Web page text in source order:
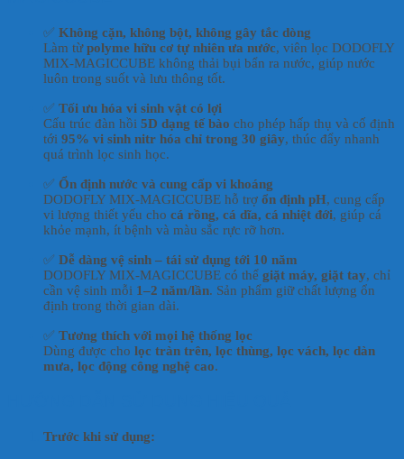
✅ Không cặn, không bột, không gây tắc dòng
Làm từpolyme hữu cơ tự nhiên ưa nước, viên lọc DODOFLY
MIX-MAGICCUBE không thải bụi bẩn ra nước, giúp nước
luôn trong suốt và lưu thông tốt.
✅ Tối ưu hóa vi sinh vật có lợi
Cấu trúc đàn hồi 5D dạng tế bào cho phép hấp thụ và cố định
tới 95% vi sinh nitr hóa chỉ trong 30 giây, thúc đẩy nhanh
quá trình lọc sinh học.
✅ Ổn định nước và cung cấp vi khoáng
DODOFLY MIX-MAGICCUBE hỗ trợ ổn định pH, cung cấp
vi lượng thiết yếu cho cá rồng, cá dĩa, cá nhiệt đới, giúp cá
khỏe mạnh, ít bệnh và màu sắc rực rỡ hơn.
✅ Dễ dàng vệ sinh – tái sử dụng tới 10 năm
DODOFLY MIX-MAGICCUBE có thể giặt máy, giặt tay, chỉ
cần vệ sinh mỗi 1–2 năm/lần. Sản phẩm giữ chất lượng ổn
định trong thời gian dài.
✅ Tương thích với mọi hệ thống lọc
Dùng được cho lọc tràn trên, lọc thùng, lọc vách, lọc dàn
mưa, lọc động công nghệ cao.
Trước khi sử dụng: